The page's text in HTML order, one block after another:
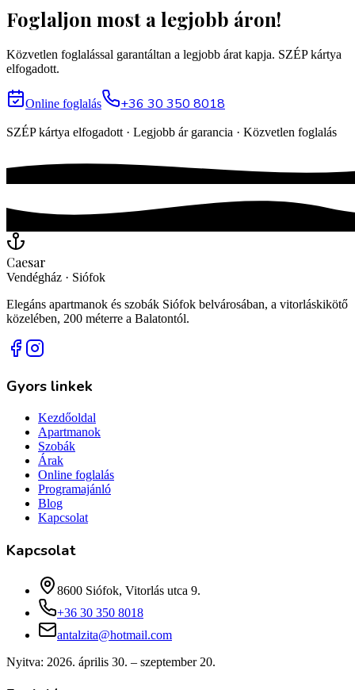
Foglaljon most a legjobb áron!
Közvetlen foglalással garantáltan a legjobb árat kapja. SZÉP kártya
elfogadott.
Online foglalás +36 30 350 8018
SZÉP kártya elfogadott · Legjobb ár garancia · Közvetlen foglalás
Caesar
Vendégház · Siófok
Elegáns apartmanok és szobák Siófok belvárosában, a vitorláskikötő
közelében, 200 méterre a Balatontól.
Gyors linkek
Kezdőoldal
Apartmanok
Szobák
Árak
Online foglalás
Programajánló
Blog
Kapcsolat
Kapcsolat
8600 Siófok, Vitorlás utca 9.
+36 30 350 8018
antalzita@hotmail.com
Nyitva: 2026. április 30. – szeptember 20.